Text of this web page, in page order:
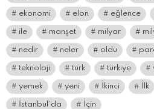
ekonomi elon eğlence
ile manşet milyar
nedir neler oldu
teknoloji türk türkiye
yemek yeni İkinci İlk
İstanbul’da İçin